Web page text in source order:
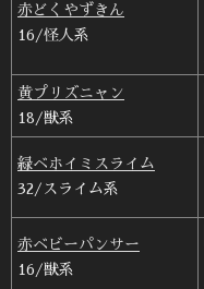
赤どくやずきん
16/怪人系
黄プリズニャン
18/獣系
緑ベホイミスライム
32/スライム系
赤ベビーパンサー
16/獣系